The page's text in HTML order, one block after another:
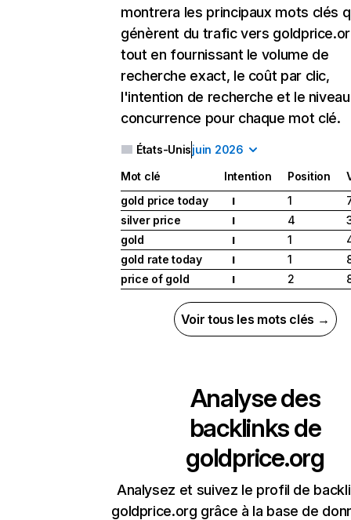
montrera les principaux mots clés
génèrent du trafic vers
tout en fournissant le volume de
recherche exact, le coût par clic,
l'intention de recherche et le
concurrence pour chaque mot clé.
États-Unisjuin 2026
Mot clé Intention Position
gold price today
I 1
silver price
I 4
gold
I 1
gold rate today
I 1
price of gold
I 2
Voir tous les mots clés →
Analyse des
backlinks de
goldprice.org
Analysez et suivez le profil de
goldprice.org grâce à la base de